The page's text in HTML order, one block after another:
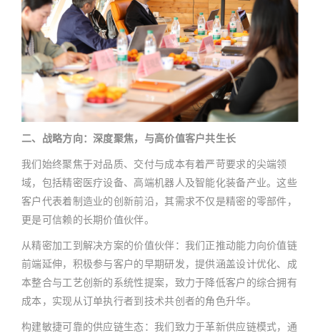
二、战略方向：深度聚焦，与高价值客户共生长
我们始终聚焦于对品质、交付与成本有着严苛要求的尖端领
域，包括精密医疗设备、高端机器人及智能化装备产业。这些
客户代表着制造业的创新前沿，其需求不仅是精密的零部件，
更是可信赖的长期价值伙伴。
从精密加工到解决方案的价值伙伴：我们正推动能力向价值链
前端延伸，积极参与客户的早期研发，提供涵盖设计优化、成
本整合与工艺创新的系统性提案，致力于降低客户的综合拥有
成本，实现从订单执行者到技术共创者的角色升华。
构建敏捷可靠的供应链生态：我们致力于革新供应链模式，通